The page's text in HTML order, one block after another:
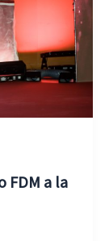
FDM a la